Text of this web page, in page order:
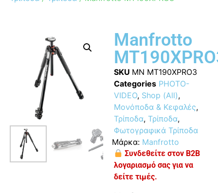
Manfrotto
SKU MN MT190XPRO3
Categories PHOTO-
VIDEO, Shop (All),
Μονόποδα & Κεφαλές,
Τρίποδα, Τρίποδα,
Φωτογραφικά Τρίποδα
Μάρκα: Manfrotto
Συνδεθείτε στον B2B
λογαριασμό σας για να
δείτε τιμές.